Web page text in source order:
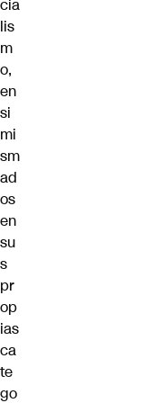
cia
lis
m
o,
en
si
mi
sm
ad
os
en
su
s
pr
op
ias
ca
te
go